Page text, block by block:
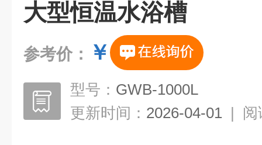
大型恒温水浴槽
参考价： ￥
型号： GWB-1000L
更新时间： 2026-04-01 | 阅